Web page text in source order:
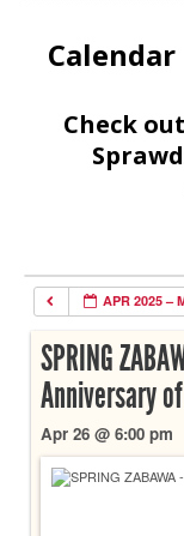
Calendar
Check
APR 2025 –
SPRING
Anniversary
Apr 26 @ 6:00 pm